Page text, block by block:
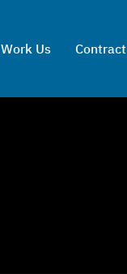
Work Us Contract